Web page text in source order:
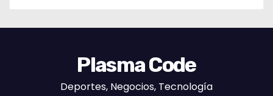
Plasma Code
Deportes, Negocios, Tecnología